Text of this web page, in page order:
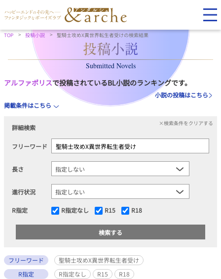
TOP 投稿小説 聖騎士攻めX異世界転生者受けの検索結果
Submitted Novels
アルファポリスで投稿されているBL小説のランキングです。
小説の投稿はこちら
掲載条件はこちら
詳細検索
×検索条件をクリアする
フリーワード
長さ
進行状況
R指定 R指定なし R15 R18
フリーワード
聖騎士攻めX異世界転生者受け
R指定
R指定なし R15 R18